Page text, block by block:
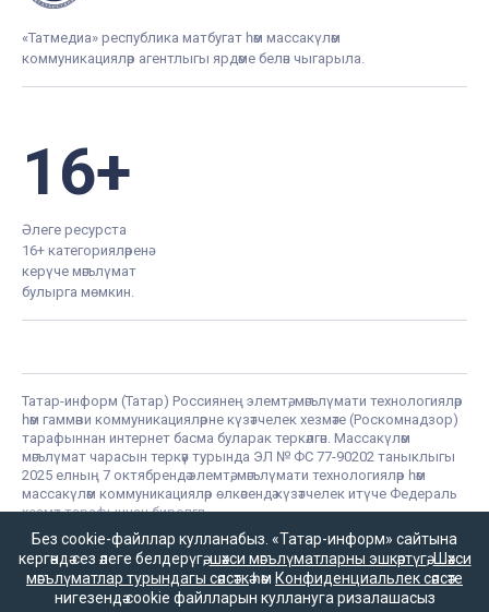
«Татмедиа» республика матбугат һәм массакүләм
коммуникацияләр агентлыгы ярдәме белән чыгарыла.
16+
Әлеге ресурста
16+ категорияләренә
керүче мәгълүмат
булырга мөмкин.
Татар-информ (Татар) Россиянең элемтә, мәгълүмати технологияләр
һәм гаммәви коммуникацияләрне күзәтчелек хезмәте (Роскомнадзор)
тарафыннан интернет басма буларак теркәлгән. Массакүләм
мәгълүмат чарасын теркәү турында ЭЛ № ФС 77-90202 таныклыгы
2025 елның 7 октябрендә элемтә, мәгълүмати технологияләр һәм
массакүләм коммуникацияләр өлкәсендә күзәтчелек итүче Федераль
хезмәт тарафыннан бирелгән.
«Татар-информ» Россиянең элемтә, мәгълүмати технологияләр һәм
гаммәви коммуникацияләрне күзәтчелек хезмәте (Роскомнадзор)
тарафыннан мәгълүмат агентлыгы буларак 15.09.2016 елда
теркәлгән. Гамәлдәге таныклык номеры – № ФС 77 – 67031. РФ
«Матбугат турында» законының 23 маддәсе буенча, «Татар-
Без cookie-файллар кулланабыз. «Татар-информ» сайтына
кергәндә сез әлеге белдерүгә,шәхси мәгълүматларны эшкәртүгә,Шәхси
мәгълүматлар турындагы сәясәткәһәм Конфиденциальлек сәясәте
нигезендә cookie файлларын куллануга ризалашасыз